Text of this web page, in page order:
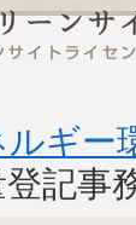
ルギー
登記